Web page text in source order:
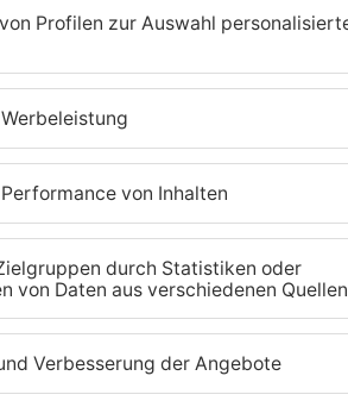
Tante Enso übernimmt
einzigen Supermarkt in
Pflaumheim